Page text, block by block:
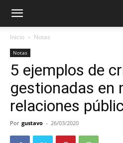
Inicio Notas
Notas
5 ejemplos de
gestionadas en
relaciones
Por gustavo - 26/03/2020